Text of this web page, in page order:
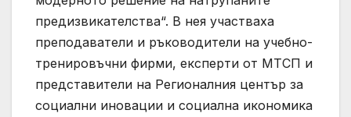
предизвикателства“. В нея участваха
преподаватели и ръководители на учебно-
тренировъчни фирми, експерти от МТСП и
представители на Регионалния център за
социални иновации и социална икономика